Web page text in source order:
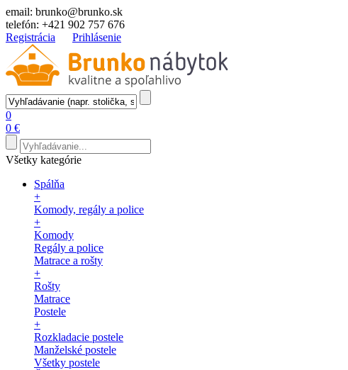
email: brunko@brunko.sk
telefón: +421 902 757 676
Registrácia
Prihlásenie
0
0 €
Všetky kategórie
Spálňa
+
Komody, regály a police
+
Komody
Regály a police
Matrace a rošty
+
Rošty
Matrace
Postele
+
Rozkladacie postele
Manželské postele
Všetky postele